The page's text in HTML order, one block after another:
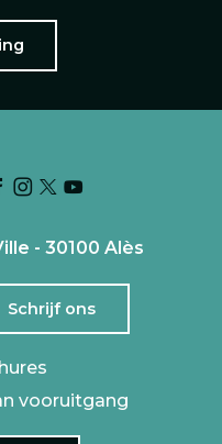
- 30100 Alès
Schrijf ons
vooruitgang